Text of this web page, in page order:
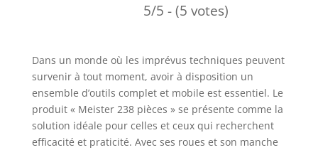
5/5 - (5 votes)
Dans un monde où les imprévus techniques peuvent
survenir à tout moment, avoir à disposition un
ensemble d’outils complet et mobile est essentiel. Le
produit « Meister 238 pièces » se présente comme la
solution idéale pour celles et ceux qui recherchent
efficacité et praticité. Avec ses roues et son manche